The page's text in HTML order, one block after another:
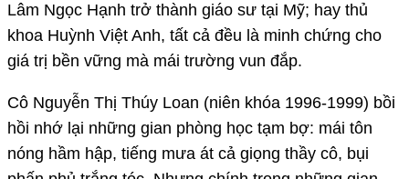
Lâm Ngọc Hạnh trở thành giáo sư tại Mỹ; hay thủ
khoa Huỳnh Việt Anh, tất cả đều là minh chứng cho
giá trị bền vững mà mái trường vun đắp.
Cô Nguyễn Thị Thúy Loan (niên khóa 1996-1999) bồi
hồi nhớ lại những gian phòng học tạm bợ: mái tôn
nóng hầm hập, tiếng mưa át cả giọng thầy cô, bụi